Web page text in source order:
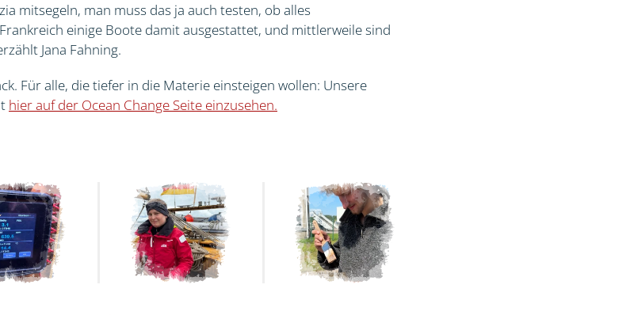
mitsegeln, man muss das ja auch testen, ob alles
einige Boote damit ausgestattet, und mittlerweile sind
Jana Fahning.
Für alle, die tiefer in die Materie einsteigen wollen: Unsere
hier auf der Ocean Change Seite einzusehen.